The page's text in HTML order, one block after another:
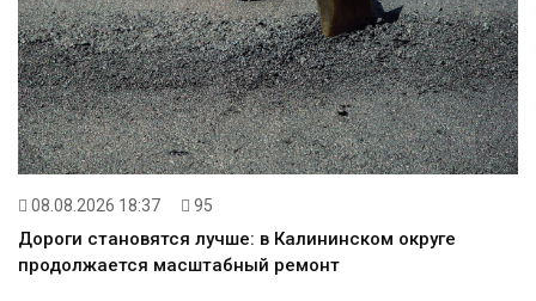
08.08.2026 18:37 95
Дороги становятся лучше: в Калининском округе
продолжается масштабный ремонт